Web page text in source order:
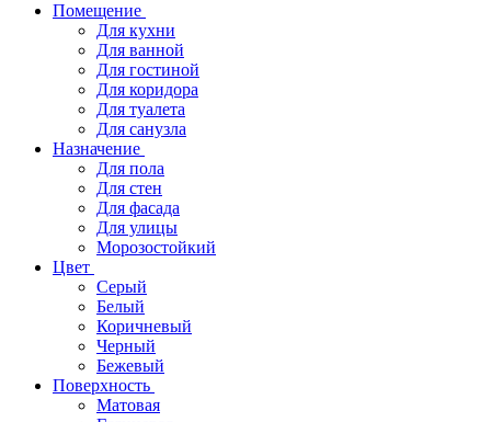
Помещение
Для кухни
Для ванной
Для гостиной
Для коридора
Для туалета
Для санузла
Назначение
Для пола
Для стен
Для фасада
Для улицы
Морозостойкий
Цвет
Серый
Белый
Коричневый
Черный
Бежевый
Поверхность
Матовая